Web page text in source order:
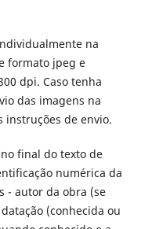
na
formato jpeg e
dpi. Caso tenha
das imagens na
instruções de envio.
final do texto de
numérica da
- autor da obra (se
(conhecida ou